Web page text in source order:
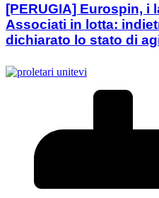
[PERUGIA] Eurospin, i
Associati in lotta:
dichiarato lo stato di